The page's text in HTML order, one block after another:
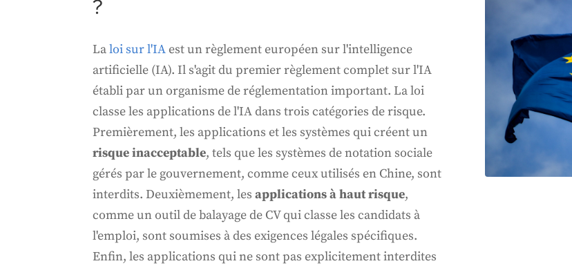
?
Laloi sur l'IA est un règlement européen sur l'intelligence
artificielle (IA). Il s'agit du premier règlement complet sur l'IA
établi par un organisme de réglementation important. La loi
classe les applications de l'IA dans trois catégories de risque.
Premièrement, les applications et les systèmes qui créent un
risque inacceptable, tels que les systèmes de notation sociale
gérés par le gouvernement, comme ceux utilisés en Chine, sont
interdits. Deuxièmement, lesapplications à haut risque,
comme un outil de balayage de CV qui classe les candidats à
l'emploi, sont soumises à des exigences légales spécifiques.
Enfin, les applications qui ne sont pas explicitement interdites